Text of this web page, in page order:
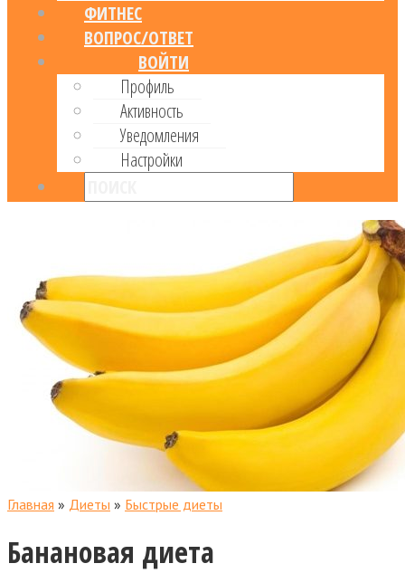
ФИТНЕС
ВОПРОС/ОТВЕТ
ВОЙТИ
Профиль
Активность
Уведомления
Настройки
Главная » Диеты » Быстрые диеты
Банановая диета